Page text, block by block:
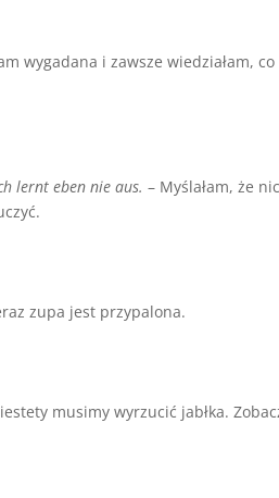
wygadana i zawsze wiedziałam, co
lernt eben nie aus. – Myślałam, że
zupa jest przypalona.
musimy wyrzucić jabłka.